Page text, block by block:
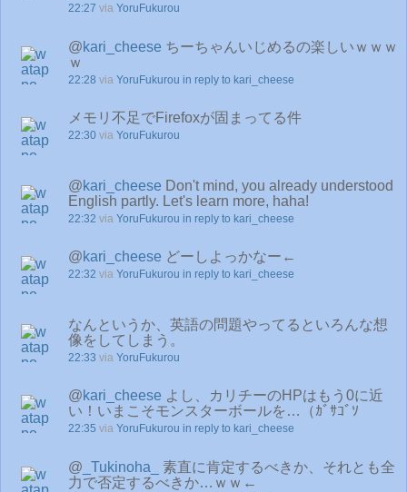
22:27 via YoruFukurou
@kari_cheese ちーちゃんいじめるの楽しいｗｗｗ
ｗ
22:28 via YoruFukurou in reply to kari_cheese
メモリ不足でFirefoxが固まってる件
22:30 via YoruFukurou
@kari_cheese Don't mind, you already understood
English partly. Let's learn more, haha!
22:32 via YoruFukurou in reply to kari_cheese
@kari_cheese どーしよっかなー←
22:32 via YoruFukurou in reply to kari_cheese
なんというか、英語の問題やってるといろんな想
像をしてしまう。
22:33 via YoruFukurou
@kari_cheese よし、カリチーのHPはもう0に近
い！いまこそモンスターボールを…（ｶﾞｻｺﾞｿ
22:35 via YoruFukurou in reply to kari_cheese
@ _Tukinoha_
素直に肯定するべきか、それとも全
力で否定するべきか…ｗｗ←